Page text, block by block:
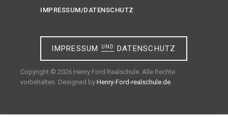
IMPRESSUM/DATENSCHUTZ
IMPRESSUM UND DATENSCHUTZ
Copyright © 2026 Henry Ford Realschule. Alle Rechte
vorbehalten. Designed by Henry-Ford-realschule.de.